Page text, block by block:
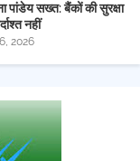
पांडेय सख्त: बैंकों की सुरक्षा
नहीं
2026